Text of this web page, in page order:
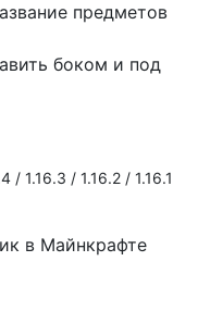
предметов
боком и под
/ 1.16.3 / 1.16.2 / 1.16.1